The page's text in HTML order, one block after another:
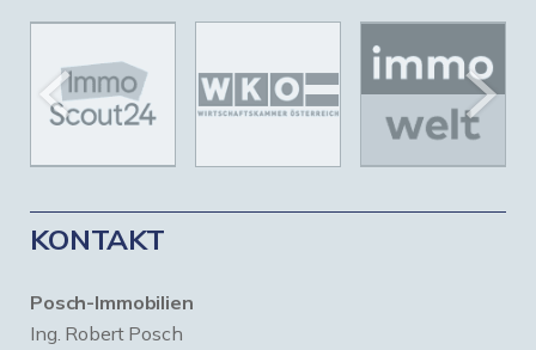
KONTAKT
Posch-Immobilien
Ing. Robert Posch